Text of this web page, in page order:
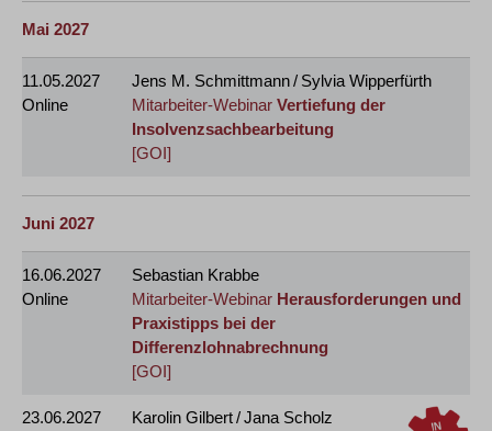
Mai 2027
11.05.2027
Online
Jens M. Schmittmann / Sylvia Wipperfürth
Mitarbeiter-Webinar Vertiefung der
Insolvenzsachbearbeitung
[GOI]
Juni 2027
16.06.2027
Online
Sebastian Krabbe
Mitarbeiter-Webinar Herausforderungen und
Praxistipps bei der
Differenzlohnabrechnung
[GOI]
23.06.2027
Karolin Gilbert / Jana Scholz